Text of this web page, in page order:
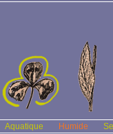
Aquatique Humide